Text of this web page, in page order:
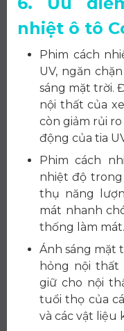
nhiệt ô tô
Phim cách
UV, ngăn
sáng mặt trời.
nội thất của
còn giảm rủi
động của tia
Phim cách
nhiệt độ trong
thụ năng
mát nhanh
thống làm mát.
Ánh sáng mặt
hỏng nội thất
giữ cho nội
tuổi thọ của
và các vật liệu